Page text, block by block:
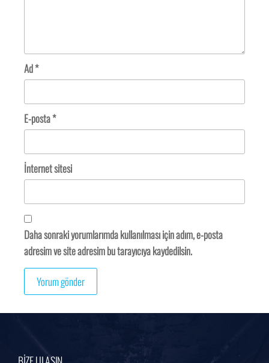
Ad*
E-posta*
İnternet sitesi
Daha sonraki yorumlarımda kullanılması için adım, e-posta
adresim ve site adresim bu tarayıcıya kaydedilsin.